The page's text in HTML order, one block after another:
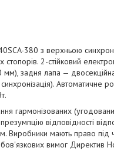
380 з верхньою
2-стійковий
мм), задня лапа —
Автоматичне
гармонізованих
відповідності
Виробники мають право під
вимог Директив